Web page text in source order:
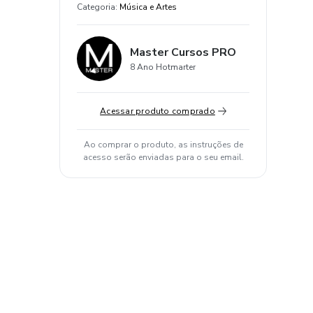
Categoria: Música e Artes
Master Cursos PRO
8 Ano Hotmarter
Acessar produto comprado
Ao comprar o produto, as instruções de
acesso serão enviadas para o seu email.